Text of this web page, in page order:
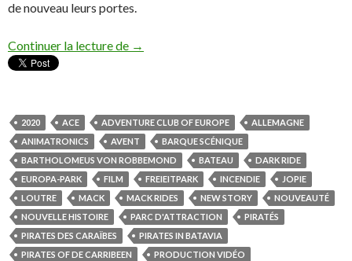
de nouveau leurs portes.
Continuer la lecture de UN PIRATE DES TEMPS MODERNES
→
2020 ACE ADVENTURE CLUB OF EUROPE
ALLEMAGNE
ANIMATRONICS
AVENT
BARQUE SCÉNIQUE
BARTHOLOMEUS VON ROBBEMOND
BATEAU
DARK RIDE
EUROPA-PARK
FILM FREIEITPARK INCENDIE
JOPIE
LOUTRE
MACK MACK RIDES NEW STORY
NOUVEAUTÉ
NOUVELLE HISTOIRE
PARC D'ATTRACTION
PIRATÉS
PIRATES DES CARAÏBES
PIRATES IN BATAVIA
PIRATES OF DE CARRIBEEN
PRODUCTION VIDÉO